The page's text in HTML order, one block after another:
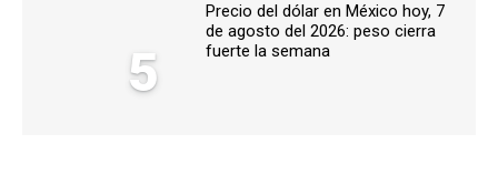
5
Precio del dólar en México hoy, 7
de agosto del 2026: peso cierra
fuerte la semana